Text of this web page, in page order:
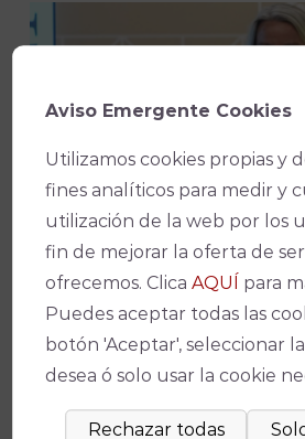
Teatros de Córdoba
con la celebración del 50
Teatro de la Axerquía
24 de julio, 2026
Aviso Emergente Cookies
Utilizamos cookies propias y
fines analíticos para medir y
utilización de la web por los
fin de mejorar la oferta de
ofrecemos. ClicaAQUÍ para
Puedes aceptar todas las
botón 'Aceptar', seleccionar
desea ó solo usar la cookie